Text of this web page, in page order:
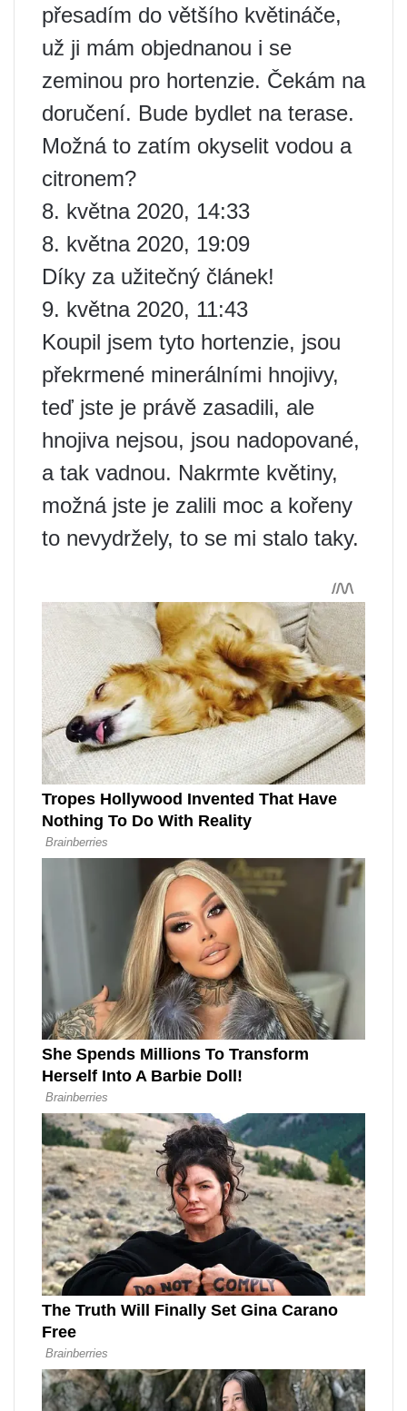
přesadím do většího květináče,
už ji mám objednanou i se
zeminou pro hortenzie. Čekám na
doručení. Bude bydlet na terase.
Možná to zatím okyselit vodou a
citronem?
8. května 2020, 14:33
8. května 2020, 19:09
Díky za užitečný článek!
9. května 2020, 11:43
Koupil jsem tyto hortenzie, jsou
překrmené minerálními hnojivy,
teď jste je právě zasadili, ale
hnojiva nejsou, jsou nadopované,
a tak vadnou. Nakrmte květiny,
možná jste je zalili moc a kořeny
to nevydržely, to se mi stalo taky.